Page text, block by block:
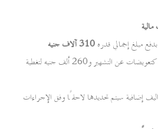
مبلغ إجمالي قدره
310 آلاف جنيه
، يشمل 50 ألف جنيه كتعويضات عن التشهير و260 ألف جنيه لتغطية
إضافية سيتم تحديدها لاحقًا وفق الإجراءات